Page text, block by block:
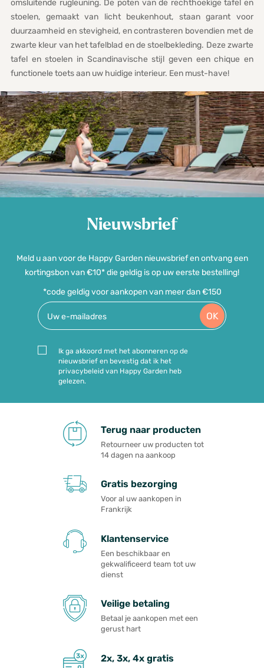
omsluitende rugleuning. De poten van de rechthoekige tafel en
stoelen, gemaakt van licht beukenhout, staan garant voor
duurzaamheid en stevigheid, en contrasteren bovendien met de
zwarte kleur van het tafelblad en de stoelbekleding. Deze zwarte
tafel en stoelen in Scandinavische stijl geven een chique en
functionele toets aan uw huidige interieur. Een must-have!
Nieuwsbrief
Meld u aan voor de Happy Garden nieuwsbrief en ontvang een
kortingsbon van €10* die geldig is op uw eerste bestelling!
*code geldig voor aankopen van meer dan €150
OK
Ik ga akkoord met het abonneren op de
nieuwsbrief en bevestig dat ik het
privacybeleid van Happy Garden heb
gelezen.
Terug naar producten
Retourneer uw producten tot
14 dagen na aankoop
Gratis bezorging
Voor al uw aankopen in
Frankrijk
Klantenservice
Een beschikbaar en
gekwalificeerd team tot uw
dienst
Veilige betaling
Betaal je aankopen met een
gerust hart
2x, 3x, 4x gratis